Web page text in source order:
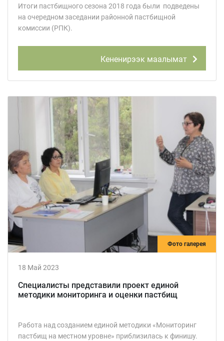
Итоги пастбищного сезона 2018 года были подведены
на очередном заседании районной пастбищной
комиссии (РПК).
Кененирээк маалымат
Фото галерея
18 Май 2023
Специалисты представили проект единой
методики мониторинга и оценки пастбищ
Работа над созданием единой методики «Мониторинг
пастбищ на местном уровне» приблизилась к финишу.